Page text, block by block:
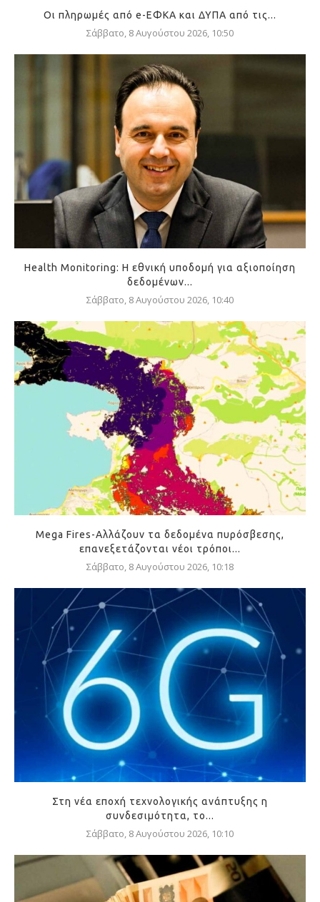
Οι πληρωμές από e-ΕΦΚΑ και ΔΥΠΑ από τις...
Σάββατο, 8 Αυγούστου 2026, 10:50
Health Monitoring: Η εθνική υποδομή για αξιοποίηση
δεδομένων...
Σάββατο, 8 Αυγούστου 2026, 10:40
Mega Fires-Αλλάζουν τα δεδομένα πυρόσβεσης,
επανεξετάζονται νέοι τρόποι...
Σάββατο, 8 Αυγούστου 2026, 10:18
Στη νέα εποχή τεχνολογικής ανάπτυξης η
συνδεσιμότητα, το...
Σάββατο, 8 Αυγούστου 2026, 10:10